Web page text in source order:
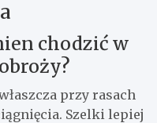
chodzić w
przy rasach
Szelki lepiej